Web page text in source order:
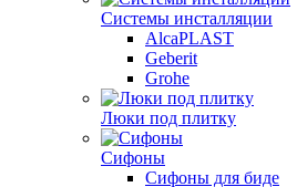
Системы инсталляции
AlcaPLAST
Geberit
Grohe
Люки под плитку
Сифоны
Сифoны для биде